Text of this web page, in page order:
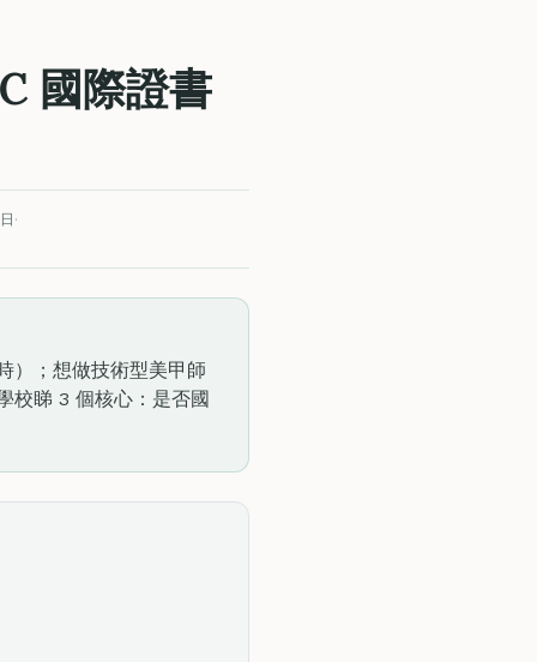
國際證書
·
）；想做技術型美甲師
校睇 3 個核心：是否國